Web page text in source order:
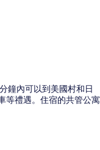
鐘內可以到美國村和日
等禮遇。住宿的共管公寓